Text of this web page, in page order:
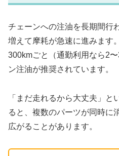
チェーンへの注油を長期間行
増えて摩耗が急速に進みます
300kmごと（通勤利用なら2
ン注油が推奨されています。
「まだ走れるから大丈夫」
ると、複数のパーツが同時に
広がることがあります。